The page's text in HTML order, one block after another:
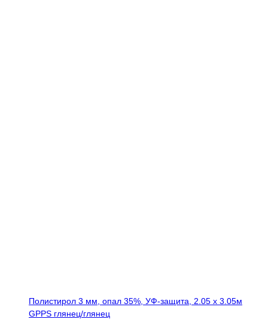
Полистирол 3 мм, опал 35%, УФ-защита, 2.05 х 3.05м
GPPS глянец/глянец